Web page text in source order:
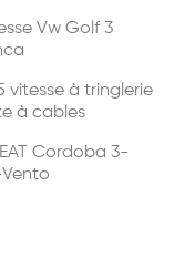
Vw Golf 3
vitesse à tringlerie
à cables
Cordoba 3-